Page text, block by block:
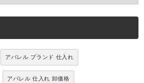
アパレル ブランド 仕入れ
アパレル 仕入れ 卸価格